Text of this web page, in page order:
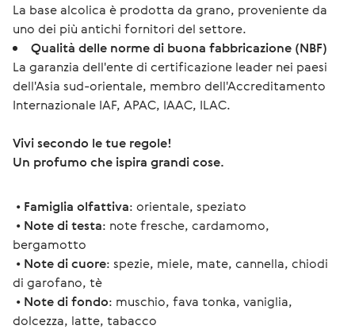
La base alcolica è prodotta da grano, proveniente da
uno dei più antichi fornitori del settore.
Qualità delle norme di buona fabbricazione (NBF)
La garanzia dell'ente di certificazione leader nei paesi
dell'Asia sud-orientale, membro dell'Accreditamento
Internazionale IAF, APAC, IAAC, ILAC.
Vivi secondo le tue regole!
Un profumo che ispira grandi cose.
• Famiglia olfattiva: orientale, speziato
• Note di testa: note fresche, cardamomo,
bergamotto
• Note di cuore: spezie, miele, mate, cannella, chiodi
di garofano, tè
• Note di fondo: muschio, fava tonka, vaniglia,
dolcezza, latte, tabacco